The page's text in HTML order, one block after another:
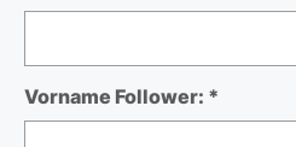
Vorname Follower: *